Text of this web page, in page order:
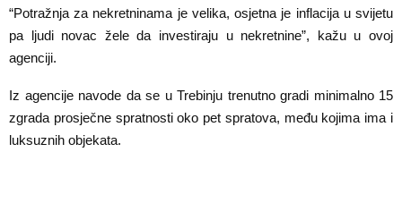
“Potražnja za nekretninama je velika, osjetna je inflacija u svijetu
pa ljudi novac žele da investiraju u nekretnine”, kažu u ovoj
agenciji.
Iz agencije navode da se u Trebinju trenutno gradi minimalno 15
zgrada prosječne spratnosti oko pet spratova, među kojima ima i
luksuznih objekata.